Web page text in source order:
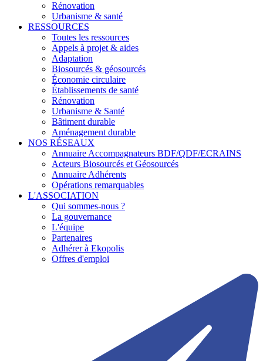
Rénovation
Urbanisme & santé
RESSOURCES
Toutes les ressources
Appels à projet & aides
Adaptation
Biosourcés & géosourcés
Économie circulaire
Établissements de santé
Rénovation
Urbanisme & Santé
Bâtiment durable
Aménagement durable
NOS RÉSEAUX
Annuaire Accompagnateurs BDF/QDF/ECRAINS
Acteurs Biosourcés et Géosourcés
Annuaire Adhérents
Opérations remarquables
L'ASSOCIATION
Qui sommes-nous ?
La gouvernance
L'équipe
Partenaires
Adhérer à Ekopolis
Offres d'emploi